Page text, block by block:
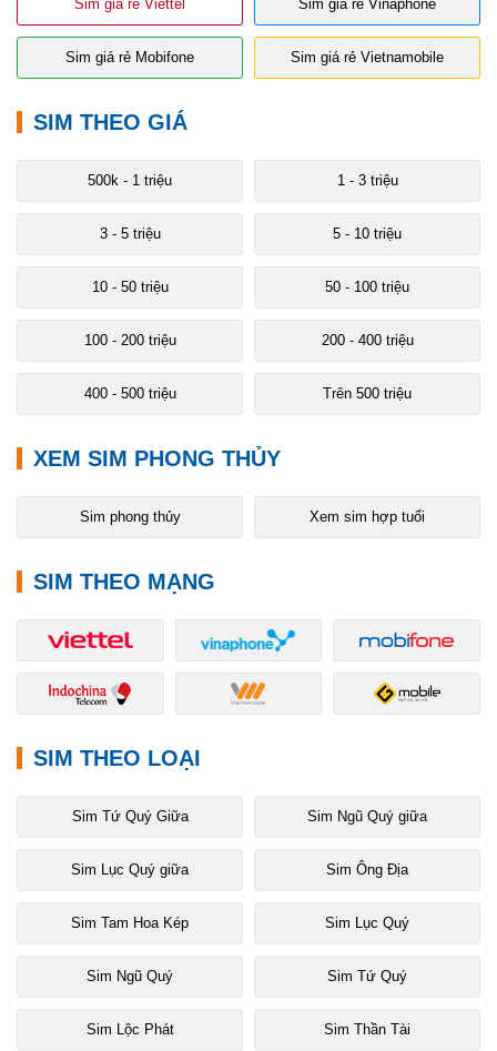
Sim giá rẻ Viettel Sim giá rẻ Vinaphone
Sim giá rẻ Mobifone Sim giá rẻ Vietnamobile
SIM THEO GIÁ
500k - 1 triệu 1 - 3 triệu
3 - 5 triệu 5 - 10 triệu
10 - 50 triệu 50 - 100 triệu
100 - 200 triệu 200 - 400 triệu
400 - 500 triệu Trên 500 triệu
XEM SIM PHONG THỦY
Sim phong thủy Xem sim hợp tuổi
SIM THEO MẠNG
SIM THEO LOẠI
Sim Tứ Quý Giữa Sim Ngũ Quý giữa
Sim Lục Quý giữa Sim Ông Địa
Sim Tam Hoa Kép Sim Lục Quý
Sim Ngũ Quý Sim Tứ Quý
Sim Lộc Phát Sim Thần Tài